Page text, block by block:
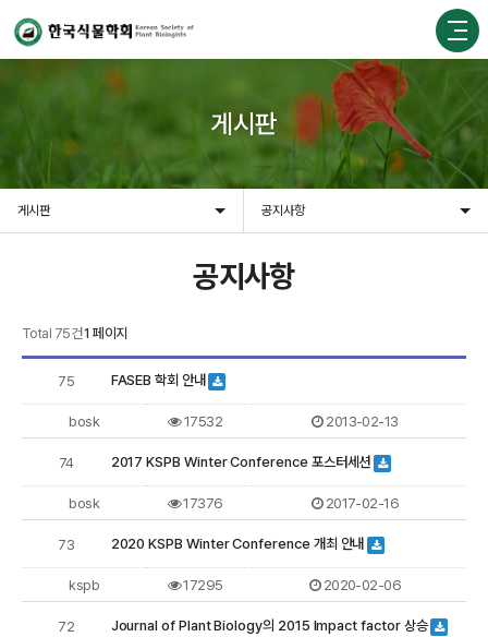
게시판
게시판 공지사항
공지사항
Total 75건1 페이지
75 FASEB 학회 안내
bosk 17532 2013-02-13
74 2017 KSPB Winter Conference 포스터세션
bosk 17376 2017-02-16
73 2020 KSPB Winter Conference 개최 안내
kspb 17295 2020-02-06
72 Journal of Plant Biology의 2015 Impact factor 상승